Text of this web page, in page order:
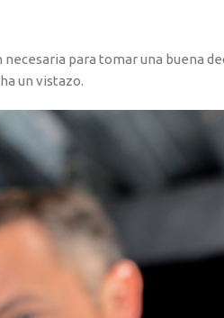
para tomar una buena
un vistazo.